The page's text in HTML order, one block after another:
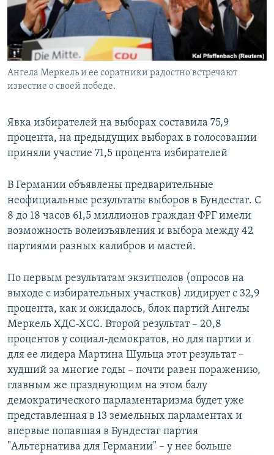
Ангела Меркель и ее соратники радостно встречают
известие о своей победе.
Явка избирателей на выборах составила 75,9
процента, на предыдущих выборах в голосовании
приняли участие 71,5 процента избирателей
В Германии объявлены предварительные
неофициальные результаты выборов в Бундестаг. С
8 до 18 часов 61,5 миллионов граждан ФРГ имели
возможность волеизъявления и выбора между 42
партиями разных калибров и мастей.
По первым результатам экзитполов (опросов на
выходе с избирательных участков) лидирует с 32,9
процента, как и ожидалось, блок партий Ангелы
Меркель ХДС-ХСС. Второй результат – 20,8
процентов у социал-демократов, но для партии и
для ее лидера Мартина Шульца этот результат –
худший за многие годы – почти равен поражению,
главным же празднующим на этом балу
демократического парламентаризма будет уже
представленная в 13 земельных парламентах и
впервые попавшая в Бундестаг партия
"Альтернатива для Германии" – у нее больше